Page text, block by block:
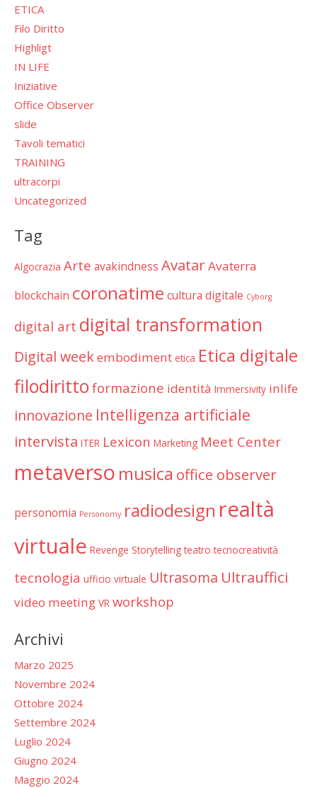
ETICA
Filo Diritto
Highligt
IN LIFE
Iniziative
Office Observer
slide
Tavoli tematici
TRAINING
ultracorpi
Uncategorized
Tag
Algocrazia Arte avakindness AvatarAvaterra
blockchain coronatime cultura digitale Cyborg
digital art digital transformation
Digital weekembodiment etica Etica digitale
filodiritto formazione identità Immersivity inlife
innovazione Intelligenza artificiale
intervista ITER Lexicon Marketing Meet Center
metaverso musica office observer
personomia Personomy radiodesign realtà
virtuale Revenge Storytelling teatro tecnocreatività
tecnologia ufficio virtuale Ultrasoma Ultrauffici
video meeting VR workshop
Archivi
Marzo 2025
Novembre 2024
Ottobre 2024
Settembre 2024
Luglio 2024
Giugno 2024
Maggio 2024